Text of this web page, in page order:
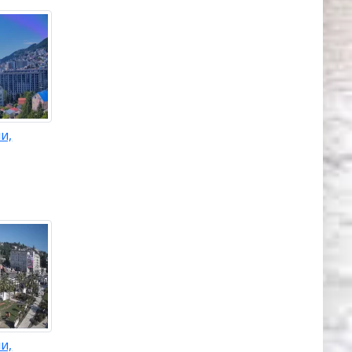
50
зал
Он